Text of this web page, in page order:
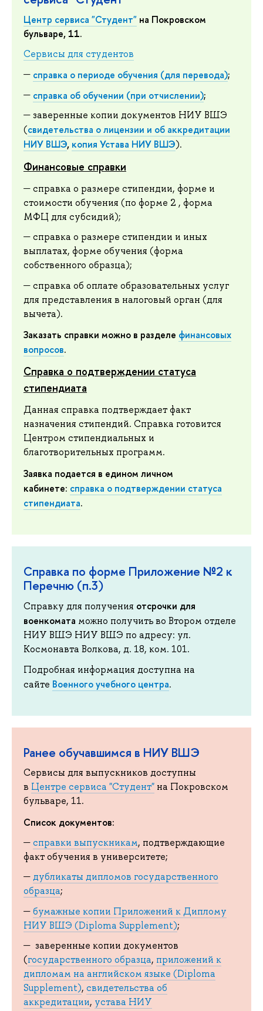
Центр сервиса "Студент" на Покровском
бульваре, 11.
Сервисы для студентов
справка о периоде обучения (для перевода);
справка об обучении (при отчислении);
заверенные копии документов НИУ ВШЭ
(свидетельства о лицензии и об аккредитации
НИУ ВШЭ, копия Устава НИУ ВШЭ).
Финансовые справки
справка о размере стипендии, форме и
стоимости обучения (по форме 2 , форма
МФЦ для субсидий);
справка о размере стипендии и иных
выплатах, форме обучения (форма
собственного образца);
справка об оплате образовательных услуг
для представления в налоговый орган (для
вычета).
Заказать справки можно в разделе финансовых
вопросов.
Справка о подтверждении статуса
стипендиата
Данная справка подтверждает факт
назначения стипендий. Справка готовится
Центром стипендиальных и
благотворительных программ.
Заявка подается в едином личном
кабинете: справка о подтверждении статуса
стипендиата.
Справка по форме Приложение №2 к
Перечню (п.3)
Справку для получения отсрочки для
военкомата можно получить во Втором отделе
НИУ ВШЭ НИУ ВШЭ по адресу: ул.
Космонавта Волкова, д. 18, ком. 101.
Подробная информация доступна на
сайте Военного учебного центра.
Ранее обучавшимся в НИУ ВШЭ
Сервисы для выпускников доступны
в Центре сервиса "Студент" на Покровском
бульваре, 11.
Список документов:
справки выпускникам, подтверждающие
факт обучения в университете;
дубликаты дипломов государственного
образца;
бумажные копии Приложений к Диплому
НИУ ВШЭ (Diploma Supplement);
заверенные копии документов
(государственного образца, приложений к
дипломам на английском языке (Diploma
Supplement), свидетельства об
аккредитации, устава НИУ